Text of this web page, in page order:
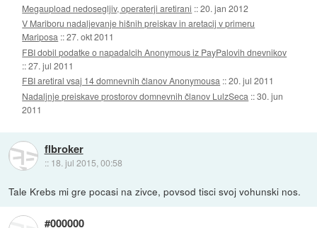
Megaupload nedosegljiv, operaterji aretirani ::20. jan 2012
V Mariboru nadaljevanje hišnih preiskav in aretacij v primeru
Mariposa ::27. okt 2011
FBI dobil podatke o napadalcih Anonymous iz PayPalovih dnevnikov
::27. jul 2011
FBI aretiral vsaj 14 domnevnih članov Anonymousa ::20. jul 2011
Nadaljnje preiskave prostorov domnevnih članov LulzSeca ::30. jun
2011
flbroker
:: 18. jul 2015, 00:58
Tale Krebs mi gre pocasi na zivce, povsod tisci svoj vohunski nos.
#000000